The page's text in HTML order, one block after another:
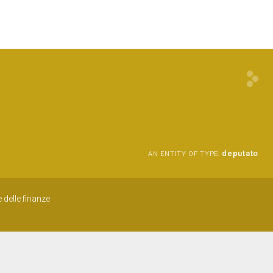
AN ENTITY OF TYPE: deputato
delle finanze